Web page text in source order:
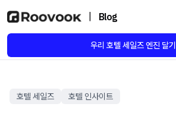
Blog
우리 호텔 세일즈 엔진 달기
호텔 세일즈 호텔 인사이트